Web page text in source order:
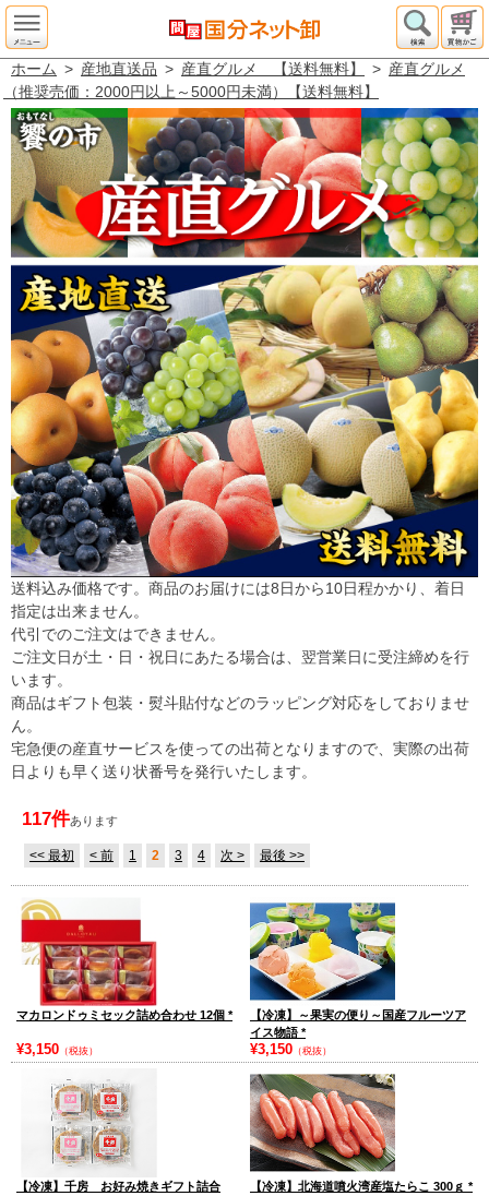
ホーム > 産地直送品 > 産直グルメ 【送料無料】 > 産直グルメ
（推奨売価：2000円以上～5000円未満）【送料無料】
送料込み価格です。商品のお届けには8日から10日程かかり、着日
指定は出来ません。
代引でのご注文はできません。
ご注文日が土・日・祝日にあたる場合は、翌営業日に受注締めを行
います。
商品はギフト包装・熨斗貼付などのラッピング対応をしておりませ
ん。
宅急便の産直サービスを使っての出荷となりますので、実際の出荷
日よりも早く送り状番号を発行いたします。
117件あります
<< 最初 < 前 1 2 3 4 次 > 最後 >>
マカロンドゥミセック詰め合わせ 12個 *
¥3,150 （税抜）
【冷凍】～果実の便り～国産フルーツア
イス物語 *
¥3,150 （税抜）
【冷凍】千房 お好み焼きギフト詰合
【冷凍】北海道噴火湾産塩たらこ 300ｇ *